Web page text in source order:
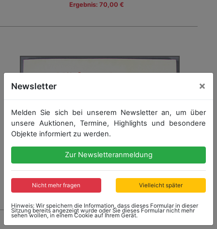
Ergebnis: 70,00 €
19
Newsletter ×
Melden Sie sich bei unserem Newsletter an, um über
unsere Auktionen, Termine, Highlights und besondere
Objekte informiert zu werden.
Zur Newsletteranmeldung
Nicht mehr fragen Vielleicht später
Hinweis: Wir speichern die Information, dass dieses Formular in dieser
Sitzung bereits angezeigt wurde oder Sie dieses Formular nicht mehr
sehen wollen, in einem Cookie auf Ihrem Gerät.